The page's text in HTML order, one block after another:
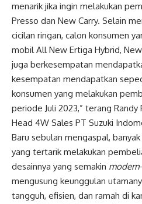
menarik jika ingin melakukan
Presso dan New Carry. Selain
cicilan ringan, calon konsumen
mobil All New Ertiga Hybrid,
juga berkesempatan
kesempatan mendapatkan
konsumen yang melakukan
periode Juli 2023,” terang
Head 4W Sales PT Suzuki
Baru sebulan mengaspal,
yang tertarik melakukan
desainnya yang semakin modern
mengusung keunggulan
tangguh, efisien, dan ramah di